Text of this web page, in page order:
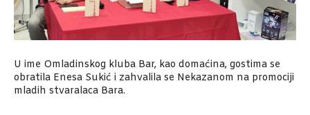
U ime Omladinskog kluba Bar, kao domaćina, gostima se
obratila Enesa Sukić i zahvalila se Nekazanom na promociji
mladih stvaralaca Bara.